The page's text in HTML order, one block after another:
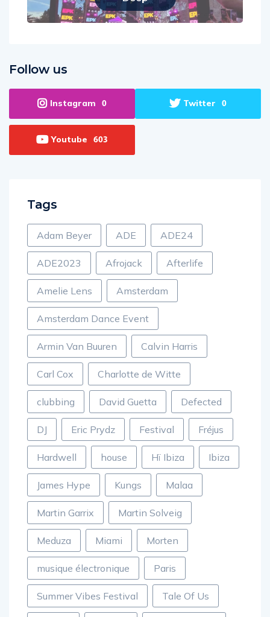
Follow us
Instagram 0 Twitter 0
Youtube 603
Tags
Adam Beyer ADE ADE24
ADE2023 Afrojack Afterlife
Amelie Lens Amsterdam
Amsterdam Dance Event
Armin Van Buuren Calvin Harris
Carl Cox Charlotte de Witte
clubbing David Guetta Defected
DJ Eric Prydz Festival Fréjus
Hardwell house Hï Ibiza Ibiza
James Hype Kungs Malaa
Martin Garrix Martin Solveig
Meduza Miami Morten
musique électronique Paris
Summer Vibes Festival Tale Of Us